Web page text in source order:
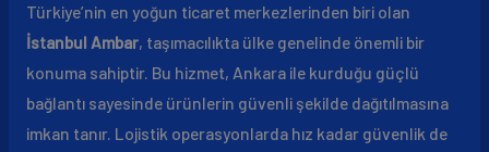
Türkiye’nin en yoğun ticaret merkezlerinden biri olan
İstanbul Ambar, taşımacılıkta ülke genelinde önemli bir
konuma sahiptir. Bu hizmet, Ankara ile kurduğu güçlü
bağlantı sayesinde ürünlerin güvenli şekilde dağıtılmasına
imkan tanır. Lojistik operasyonlarda hız kadar güvenlik de